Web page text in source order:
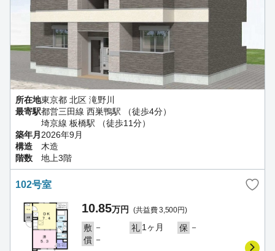
所在地東京都 北区 滝野川
最寄駅都営三田線 西巣鴨駅 （徒歩4分）
埼京線 板橋駅 （徒歩11分）
築年月 2026年9月
構造
木造
階数
地上3階
102号室
10.85万円 (共益費 3,500円)
敷 － 礼 1ヶ月 保 －
償 －